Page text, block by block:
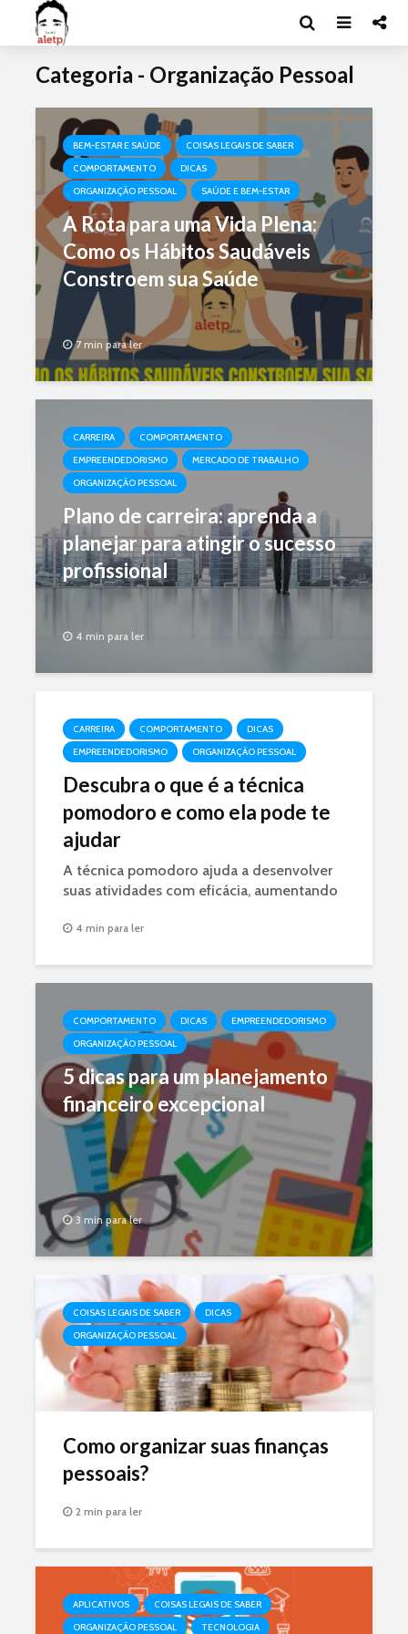
Categoria - Organização Pessoal
BEM-ESTAR E SAÚDE
COISAS LEGAIS DE SABER
COMPORTAMENTO
DICAS
ORGANIZAÇÃO PESSOAL
SAÚDE E BEM-ESTAR
A Rota para uma Vida Plena:
Como os Hábitos Saudáveis
Constroem sua Saúde
7 min para ler
CARREIRA
COMPORTAMENTO
EMPREENDEDORISMO
MERCADO DE TRABALHO
ORGANIZAÇÃO PESSOAL
Plano de carreira: aprenda a
planejar para atingir o sucesso
profissional
4 min para ler
CARREIRA COMPORTAMENTO
DICAS
EMPREENDEDORISMO
ORGANIZAÇÃO PESSOAL
Descubra o que é a técnica
pomodoro e como ela pode te
ajudar
A técnica pomodoro ajuda a desenvolver
suas atividades com eficácia, aumentando
Aprenda a usar essa técnica.
4 min para ler
COMPORTAMENTO DICAS
EMPREENDEDORISMO
ORGANIZAÇÃO PESSOAL
5 dicas para um planejamento
financeiro excepcional
3 min para ler
COISAS LEGAIS DE SABER
DICAS
ORGANIZAÇÃO PESSOAL
Como organizar suas finanças
pessoais?
2 min para ler
APLICATIVOS
COISAS LEGAIS DE SABER
ORGANIZAÇÃO PESSOAL
TECNOLOGIA